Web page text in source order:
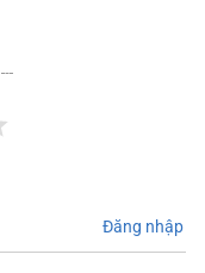
Đăng nhập